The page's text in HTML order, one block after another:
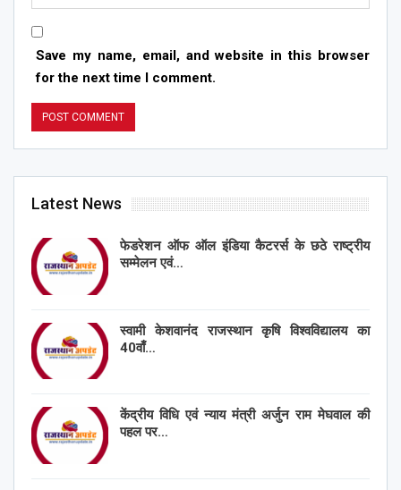
Save my name, email, and website in this browser
for the next time I comment.
Latest News
फेडरेशन ऑफ ऑल इंडिया कैटरर्स के छठे राष्ट्रीय
सम्मेलन एवं…
स्वामी केशवानंद राजस्थान कृषि विश्वविद्यालय का
40वाँ…
केंद्रीय विधि एवं न्याय मंत्री अर्जुन राम मेघवाल की
पहल पर…